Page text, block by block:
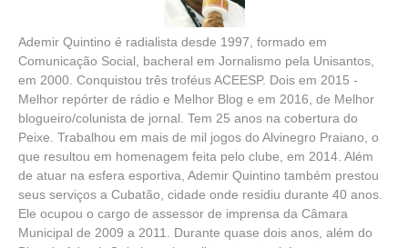
Ademir Quintino é radialista desde 1997, formado em
Comunicação Social, bacheral em Jornalismo pela Unisantos,
em 2000. Conquistou três troféus ACEESP. Dois em 2015 -
Melhor repórter de rádio e Melhor Blog e em 2016, de Melhor
blogueiro/colunista de jornal. Tem 25 anos na cobertura do
Peixe. Trabalhou em mais de mil jogos do Alvinegro Praiano, o
que resultou em homenagem feita pelo clube, em 2014. Além
de atuar na esfera esportiva, Ademir Quintino também prestou
seus serviços a Cubatão, cidade onde residiu durante 40 anos.
Ele ocupou o cargo de assessor de imprensa da Câmara
Municipal de 2009 a 2011. Durante quase dois anos, além do